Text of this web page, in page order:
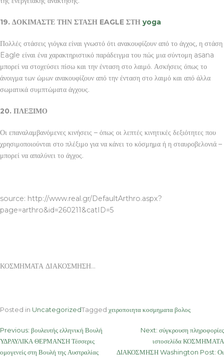
19. ΔΟΚΙΜΑΣΤΕ ΤΗΝ ΣΤΑΣΗ EAGLE ΣΤΗ yoga
Πολλές στάσεις γιόγκα είναι γνωστό ότι ανακουφίζουν από το άγχος, η στάση
Eagle είναι ένα χαρακτηριστικό παράδειγμα του πώς μια σύντομη asana
μπορεί να στοχεύσει πίσω και την ένταση στο λαιμό. Ασκήσεις όπως το
άνοιγμα των ώμων ανακουφίζουν από την ένταση στο λαιμό και από άλλα
σωματικά συμπτώματα άγχους.
20. ΠΛΕΞΙΜΟ
Οι επαναλαμβανόμενες κινήσεις – όπως οι λεπτές κινητικές δεξιότητες που
χρησιμοποιούνται στο πλέξιμο για να κάνει το κόσμημα ή η σταυροβελονιά –
μπορεί να απαλύνει το άγχος.
source: http://www.real.gr/DefaultArthro.aspx?
page=arthro&id=260211&catID=5
ΚΟΣΜΗΜΑΤΑ ΔΙΑΚΟΣΜΗΣΗ…
Posted in UncategorizedTagged χειροποιητα κοσμηματα βολος
Post
navigation
Previous: βουλευτής ελληνική Βουλή
ΥΔΡΑΥΛΙΚΑ ΘΕΡΜΑΝΣΗ Τέσσερις
ομογενείς στη Βουλή της Αυστραλίας
Next: σύγκρουση πληροφορίες
ιστοσελίδα ΚΟΣΜΗΜΑΤΑ
ΔΙΑΚΟΣΜΗΣΗ Washington Post: Οι